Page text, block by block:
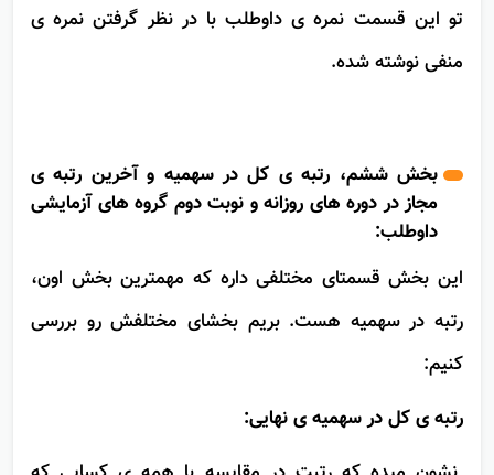
بخش پنجم، قسمت نمرات خام دروس امتحانی:
تو این قسمت نمره ی داوطلب با در نظر گرفتن نمره ی
بخش ششم، رتبه ی کل در سهمیه و آخرین رتبه ی
مجاز در دوره های روزانه و نوبت دوم گروه های آزمایشی
داوطلب:
این بخش قسمتای مختلفی داره که مهمترین بخش اون،
رتبه در سهمیه هست. بریم بخشای مختلفش رو بررسی
کنیم:
رتبه ی کل در سهمیه ی نهایی: